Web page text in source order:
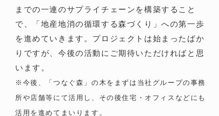
までの一連のサプライチェーンを構築すること
で、「地産地消の循環する森づくり」への第一歩
を進めていきます。プロジェクトは始まったばか
りですが、今後の活動にご期待いただければと思
います。
※今後、「つなぐ森」の木をまずは当社グループの事務
所や店舗等にて活用し、その後住宅・オフィスなどにも
活用を進めてまいります。